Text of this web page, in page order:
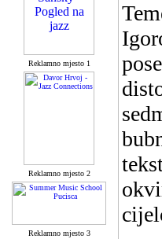
Reklamno mjesto 1
Reklamno mjesto 2
Reklamno mjesto 3